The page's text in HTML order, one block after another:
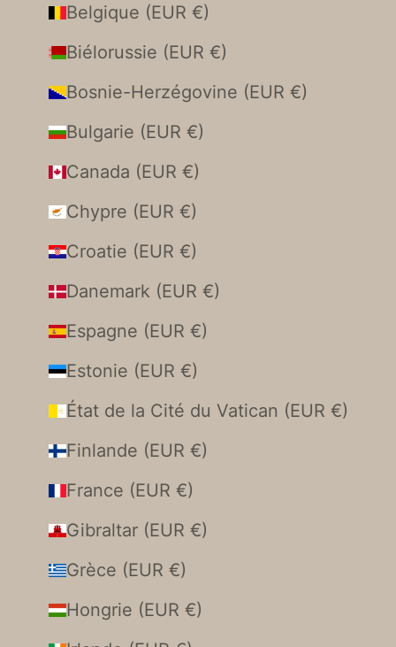
Belgique (EUR €)
Biélorussie (EUR €)
Bosnie-Herzégovine (EUR €)
Bulgarie (EUR €)
Canada (EUR €)
Chypre (EUR €)
Croatie (EUR €)
Danemark (EUR €)
Espagne (EUR €)
Estonie (EUR €)
État de la Cité du Vatican (EUR €)
Finlande (EUR €)
France (EUR €)
Gibraltar (EUR €)
Grèce (EUR €)
Hongrie (EUR €)